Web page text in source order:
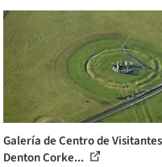
Galería de Centro de
Denton Corke...